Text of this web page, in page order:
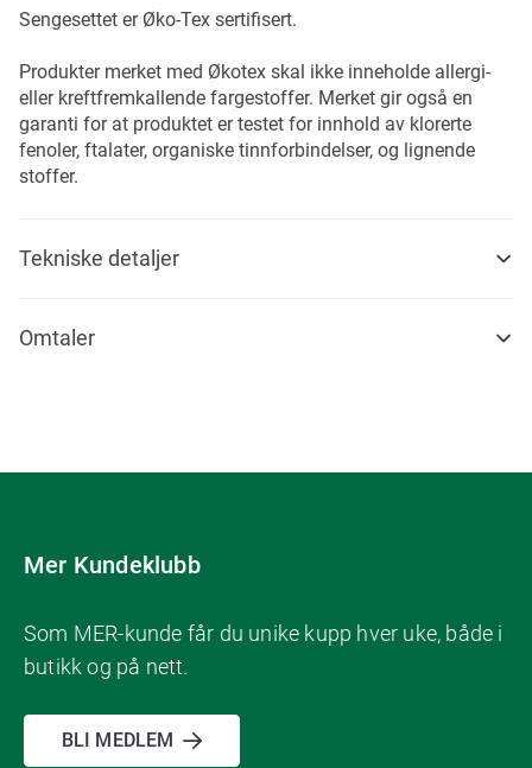
Sengesettet er Øko-Tex sertifisert.
Produkter merket med Økotex skal ikke inneholde allergi-
eller kreftfremkallende fargestoffer. Merket gir også en
garanti for at produktet er testet for innhold av klorerte
fenoler, ftalater, organiske tinnforbindelser, og lignende
stoffer.
Tekniske detaljer
Omtaler
Mer Kundeklubb
Som MER-kunde får du unike kupp hver uke, både i
butikk og på nett.
BLI MEDLEM